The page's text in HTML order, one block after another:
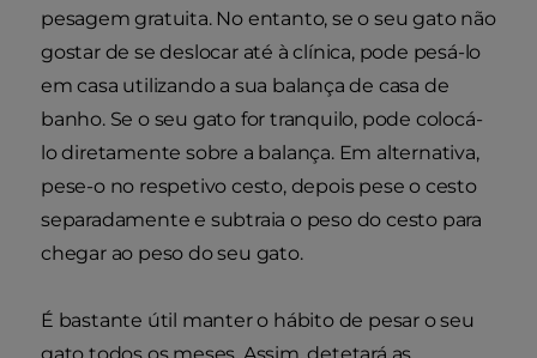
pesagem gratuita. No entanto, se o seu gato não
gostar de se deslocar até à clínica, pode pesá-lo
em casa utilizando a sua balança de casa de
banho. Se o seu gato for tranquilo, pode colocá-
lo diretamente sobre a balança. Em alternativa,
pese-o no respetivo cesto, depois pese o cesto
separadamente e subtraia o peso do cesto para
chegar ao peso do seu gato.
É bastante útil manter o hábito de pesar o seu